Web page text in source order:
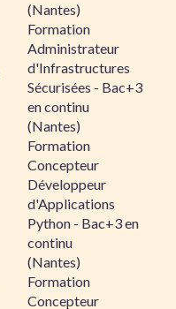
(Nantes)
Formation
Administrateur
d'Infrastructures
Sécurisées - Bac+3
en continu
(Nantes)
Formation
Concepteur
Développeur
d'Applications
Python - Bac+3 en
continu
(Nantes)
Formation
Concepteur